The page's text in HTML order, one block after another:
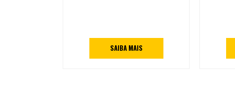
SAIBA MAIS